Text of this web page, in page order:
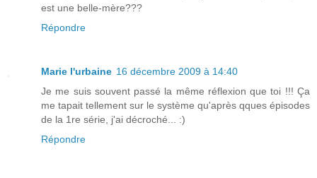
est une belle-mère???
Répondre
Marie l'urbaine 16 décembre 2009 à 14:40
Je me suis souvent passé la même réflexion que toi !!! Ça
me tapait tellement sur le système qu'après qques épisodes
de la 1re série, j'ai décroché... :)
Répondre